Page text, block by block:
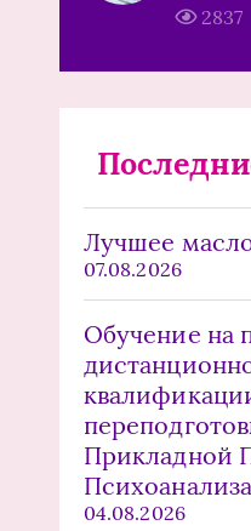
2837
Лучшее
07.08.2026
Обучение на
Прикладной
Психоанализа
04.08.2026